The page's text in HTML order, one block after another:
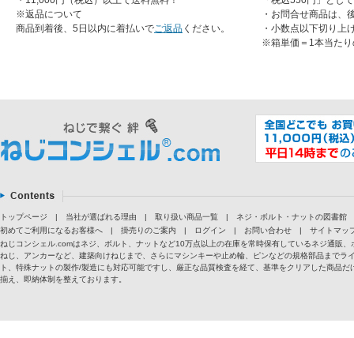
※返品について
商品到着後、5日以内に着払いでご返品 ください。
・お問合せ商品は、
・小数点以下切り上
※箱単価＝1本当たり
トップページ | 当社が選ばれる理由 | 取り扱い商品一覧 |
ネジ・ボルト・ナットの図書館
初めてご利用になるお客様へ
| 掛売りのご案内 | ログイン | お問い合わせ |
サイトマッ
ねじコンシェル.comはネジ、ボルト、ナットなど10万点以上の在庫を常時保有しているネジ通販
ねじ、アンカーなど、建築向けねじまで、さらにマシンキーや止め輪、ピンなどの規格部品まで
ト、特殊ナットの製作/製造にも対応可能ですし、厳正な品質検査を経て、基準をクリアした商品
揃え、即納体制を整えております。